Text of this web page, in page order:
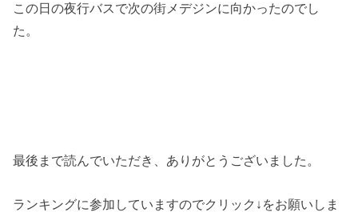
この日の夜行バスで次の街メデジンに向かったのでし
た。
最後まで読んでいただき、ありがとうございました。
ランキングに参加していますのでクリック↓をお願いしま